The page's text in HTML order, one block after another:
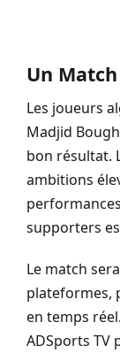
Un
Les joueurs
Madjid
bon résultat.
ambitions
supporters
Le match
plateformes,
en temps
ADSports TV